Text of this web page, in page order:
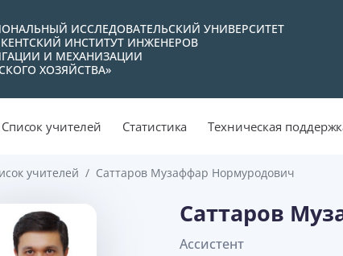
ИССЛЕДОВАТЕЛЬСКИЙ УНИВЕРСИТЕТ
ИНСТИТУТ ИНЖЕНЕРОВ
И МЕХАНИЗАЦИИ
ХОЗЯЙСТВА»
Список учителей Статистика Техническая
учителей Саттаров Музаффар Нормуродович
Саттаров
Aссистент